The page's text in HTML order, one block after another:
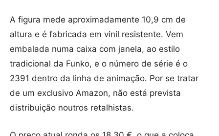
A figura mede aproximadamente 10,9 cm de
altura e é fabricada em vinil resistente. Vem
embalada numa caixa com janela, ao estilo
tradicional da Funko, e o número de série é o
2391 dentro da linha de animação. Por se tratar
de um exclusivo Amazon, não está prevista
distribuição noutros retalhistas.